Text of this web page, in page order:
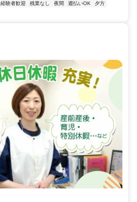
経験者歓迎 残業なし 夜間 週払いOK
夕方